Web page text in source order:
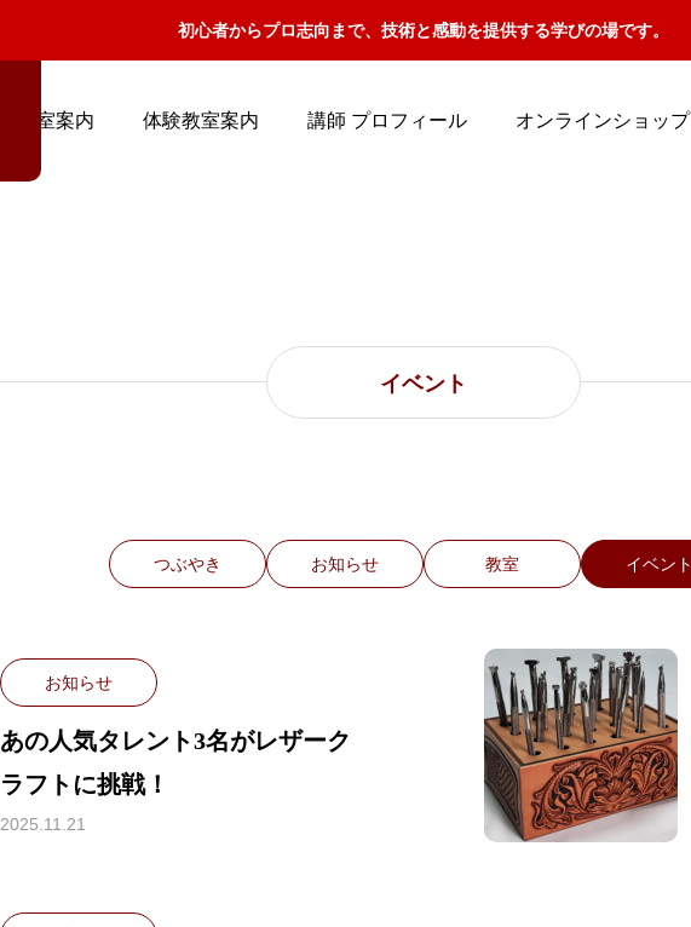
初心者からプロ志向まで、技術と感動を提供する学びの場です。
教室案内 体験教室案内 講師 プロフィール オンラインショップ
イベント
つぶやき お知らせ 教室 イベント
お知らせ
あの人気タレント3名がレザーク
ラフトに挑戦！
2025.11.21